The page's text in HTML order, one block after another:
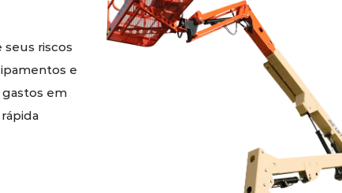
riscos
e
gastos em